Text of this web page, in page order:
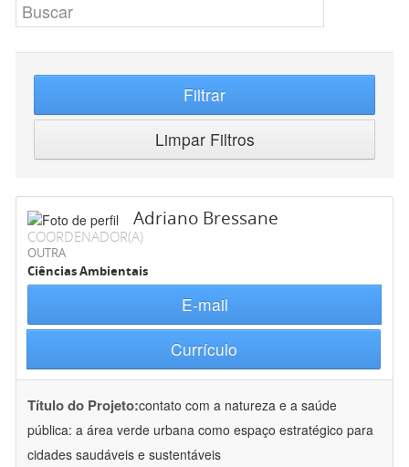
Filtrar
Limpar Filtros
Adriano Bressane
COORDENADOR(A)
OUTRA
Ciências Ambientais
E-mail
Currículo
Título do Projeto:contato com a natureza e a saúde
pública: a área verde urbana como espaço estratégico para
cidades saudáveis e sustentáveis